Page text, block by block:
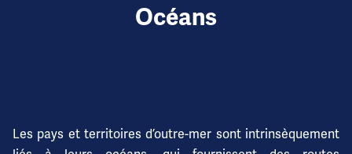
Océans
Les pays et territoires d’outre-mer sont intrinsèquement